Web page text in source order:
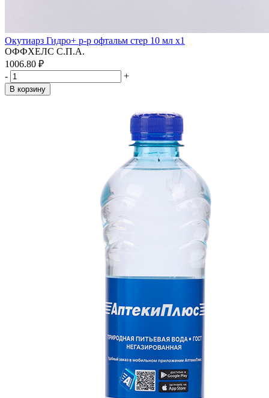
Окутиарз Гидро+ р-р офтальм стер 10 мл x1
ОФФХЕЛС С.П.А.
1006.80 ₽
-
+
В корзину